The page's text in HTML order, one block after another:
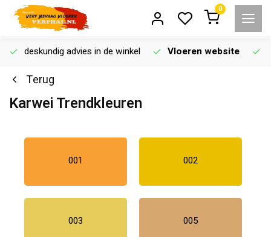
0
deskundig advies in de winkel Vloeren website
Terug
Karwei Trendkleuren
001 002
003 005